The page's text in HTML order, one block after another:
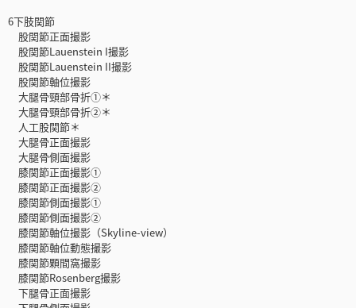
6下肢関節
股関節正面撮影
股関節Lauenstein I撮影
股関節Lauenstein II撮影
股関節軸位撮影
大腿骨頸部骨折①＊
大腿骨頸部骨折②＊
人工股関節＊
大腿骨正面撮影
大腿骨側面撮影
膝関節正面撮影①
膝関節正面撮影②
膝関節側面撮影①
膝関節側面撮影②
膝関節軸位撮影（Skyline-view）
膝関節軸位動態撮影
膝関節顆間窩撮影
膝関節Rosenberg撮影
下腿骨正面撮影